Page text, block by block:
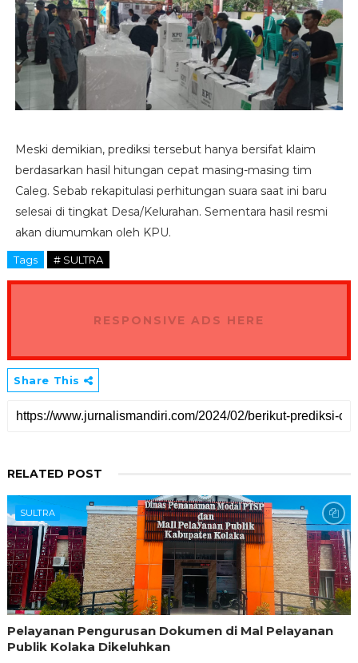
Meski demikian, prediksi tersebut hanya bersifat klaim
berdasarkan hasil hitungan cepat masing-masing tim
Caleg. Sebab rekapitulasi perhitungan suara saat ini baru
selesai di tingkat Desa/Kelurahan. Sementara hasil resmi
akan diumumkan oleh KPU.
Tags # SULTRA
RESPONSIVE ADS HERE
Share This
RELATED POST
SULTRA
Pelayanan Pengurusan Dokumen di Mal Pelayanan
Publik Kolaka Dikeluhkan